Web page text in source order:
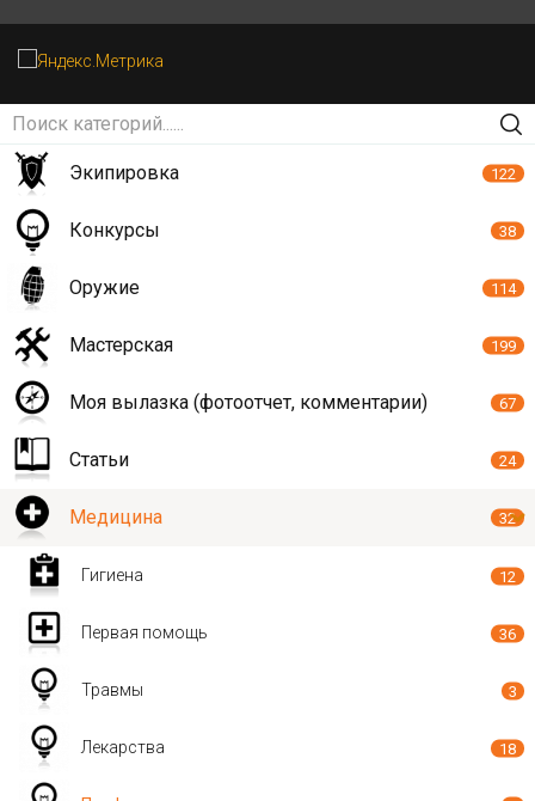
Экипировка 122
Конкурсы 38
Оружие 114
Мастерская 199
Моя вылазка (фотоотчет, комментарии) 67
Статьи 24
Медицина 32
Гигиена 12
Первая помощь 36
Травмы 3
Лекарства 18